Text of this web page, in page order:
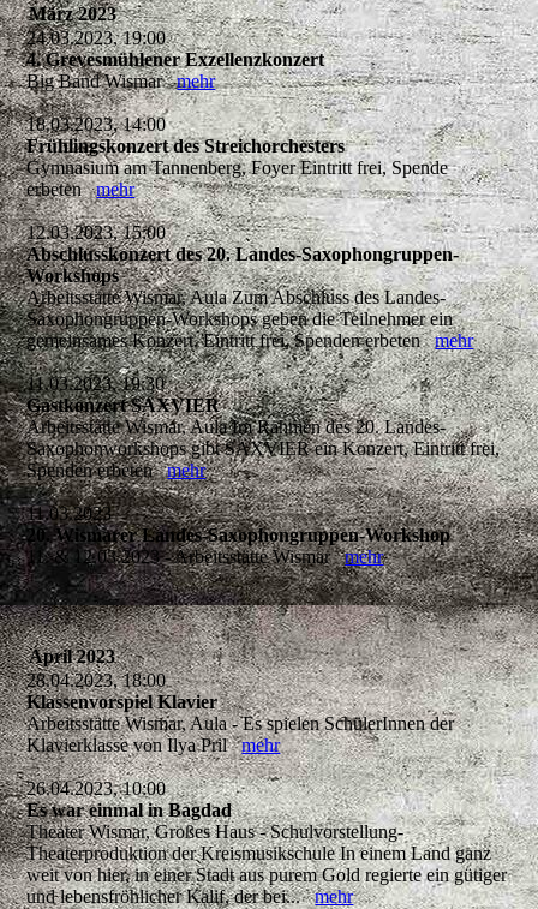
März 2023
24.03.2023, 19:00
4. Grevesmühlener Exzellenzkonzert
Big Band Wismarmehr
18.03.2023, 14:00
Frühlingskonzert des Streichorchesters
Gymnasium am Tannenberg, Foyer Eintritt frei, Spende
erbetenmehr
12.03.2023, 15:00
Abschlusskonzert des 20. Landes-Saxophongruppen-
Workshops
Arbeitsstätte Wismar, Aula Zum Abschluss des Landes-
Saxophongruppen-Workshops geben die Teilnehmer ein
gemeinsames Konzert. Eintritt frei, Spenden erbetenmehr
11.03.2023, 19:30
Gastkonzert SAXVIER
Arbeitsstätte Wismar, Aula Im Rahmen des 20. Landes-
Saxophonworkshops gibt SAXVIER ein Konzert, Eintritt frei,
Spenden erbetenmehr
11.03.2023
20. Wismarer Landes-Saxophongruppen-Workshop
11. & 12.03.2023 - Arbeitsstätte Wismarmehr
April 2023
28.04.2023, 18:00
Klassenvorspiel Klavier
Arbeitsstätte Wismar, Aula - Es spielen SchülerInnen der
Klavierklasse von Ilya Prilmehr
26.04.2023, 10:00
Es war einmal in Bagdad
Theater Wismar, Großes Haus - Schulvorstellung-
Theaterproduktion der Kreismusikschule In einem Land ganz
weit von hier, in einer Stadt aus purem Gold regierte ein gütiger
und lebensfröhlicher Kalif, der bei...mehr